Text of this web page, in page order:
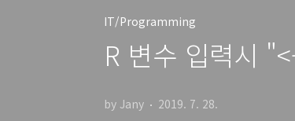
IT/Programming
R 변수 입력시
by Jany 2019. 7. 28.